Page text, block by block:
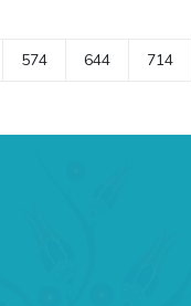
574 644 714